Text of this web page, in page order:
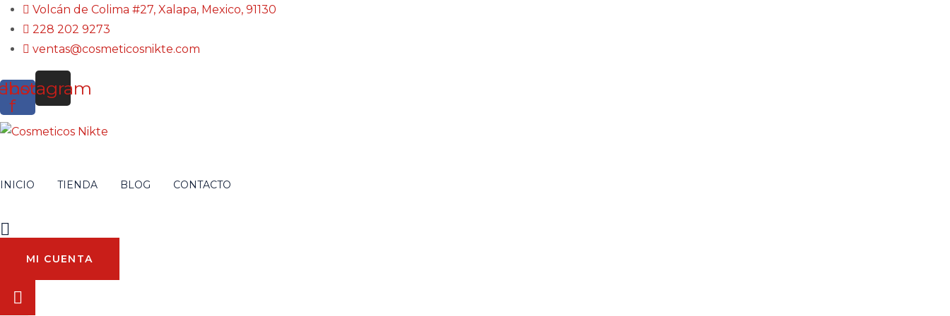
Volcán de Colima #27, Xalapa, Mexico, 91130
228 202 9273
ventas@cosmeticosnikte.com
f
Instagram
INICIO TIENDA BLOG CONTACTO
MI CUENTA